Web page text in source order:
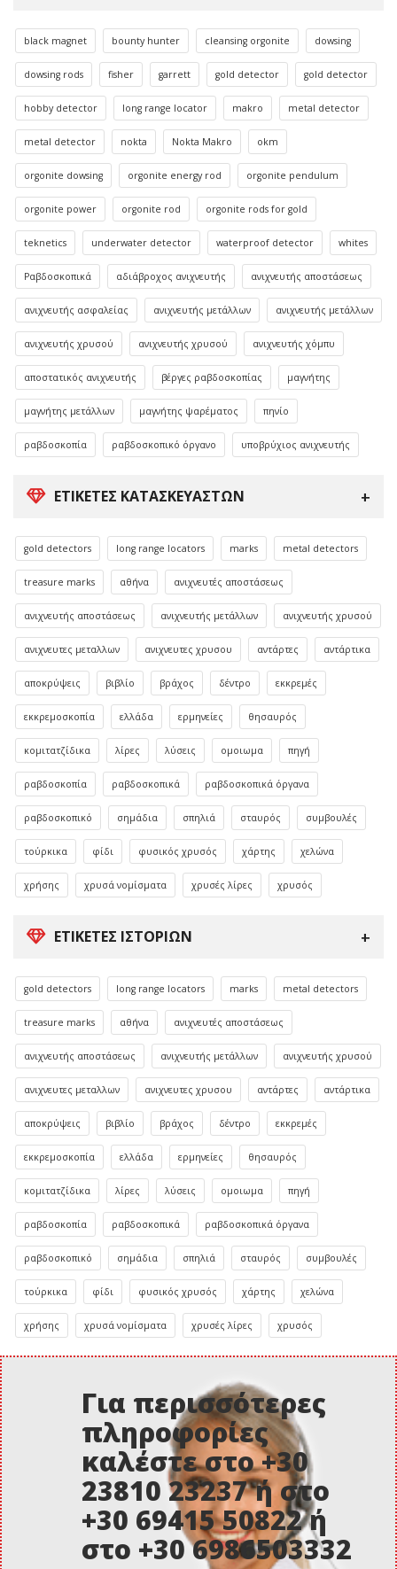
black magnet bounty hunter cleansing orgonite dowsing
dowsing rods fisher garrett gold detector gold detector
hobby detector long range locator makro metal detector
metal detector nokta Nokta Makro okm
orgonite dowsing orgonite energy rod orgonite pendulum
orgonite power orgonite rod orgonite rods for gold
teknetics underwater detector waterproof detector whites
Ραβδοσκοπικά αδιάβροχος ανιχνευτής ανιχνευτής αποστάσεως
ανιχνευτής ασφαλείας ανιχνευτής μετάλλων ανιχνευτής μετάλλων
ανιχνευτής χρυσού ανιχνευτής χρυσού ανιχνευτής χόμπυ
αποστατικός ανιχνευτής βέργες ραβδοσκοπίας μαγνήτης
μαγνήτης μετάλλων μαγνήτης ψαρέματος πηνίο
ραβδοσκοπία ραβδοσκοπικό όργανο υποβρύχιος ανιχνευτής
ΕΤΙΚΈΤΕΣ ΚΑΤΑΣΚΕΥΑΣΤΏΝ
gold detectors long range locators marks metal detectors
treasure marks αθήνα ανιχνευτές αποστάσεως
ανιχνευτής αποστάσεως ανιχνευτής μετάλλων ανιχνευτής χρυσού
ανιχνευτες μεταλλων ανιχνευτες χρυσου αντάρτες αντάρτικα
αποκρύψεις βιβλίο βράχος δέντρο εκκρεμές
εκκρεμοσκοπία ελλάδα ερμηνείες θησαυρός
κομιτατζίδικα λίρες λύσεις ομοιωμα πηγή
ραβδοσκοπία ραβδοσκοπικά ραβδοσκοπικά όργανα
ραβδοσκοπικό σημάδια σπηλιά σταυρός συμβουλές
τούρκικα φίδι φυσικός χρυσός χάρτης χελώνα
χρήσης χρυσά νομίσματα χρυσές λίρες χρυσός
ΕΤΙΚΈΤΕΣ ΙΣΤΟΡΙΏΝ
gold detectors long range locators marks metal detectors
treasure marks αθήνα ανιχνευτές αποστάσεως
ανιχνευτής αποστάσεως ανιχνευτής μετάλλων ανιχνευτής χρυσού
ανιχνευτες μεταλλων ανιχνευτες χρυσου αντάρτες αντάρτικα
αποκρύψεις βιβλίο βράχος δέντρο εκκρεμές
εκκρεμοσκοπία ελλάδα ερμηνείες θησαυρός
κομιτατζίδικα λίρες λύσεις ομοιωμα πηγή
ραβδοσκοπία ραβδοσκοπικά ραβδοσκοπικά όργανα
ραβδοσκοπικό σημάδια σπηλιά σταυρός συμβουλές
τούρκικα φίδι φυσικός χρυσός χάρτης χελώνα
χρήσης χρυσά νομίσματα χρυσές λίρες χρυσός
Για περισσότερες
πληροφορίες
καλέστε στο +30
23810 23237 ή στο
+30 69415 50822 ή
στο +30 6986503332